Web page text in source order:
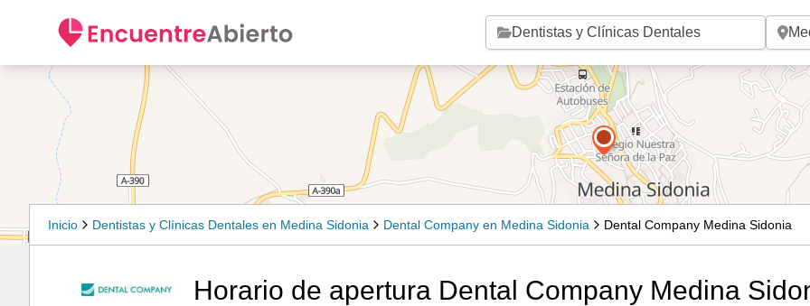
Inicio Dentistas y Clínicas Dentales en Medina Sidonia Dental Company en Medina Sidonia Dental Company Medina Sidonia
Horario de apertura Dental Company Medina